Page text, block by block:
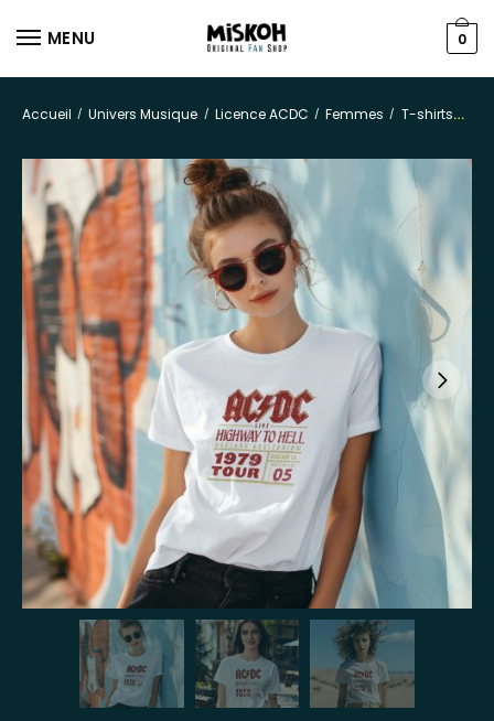
MENU 0
Accueil / Univers Musique / Licence ACDC / Femmes / T-shirts